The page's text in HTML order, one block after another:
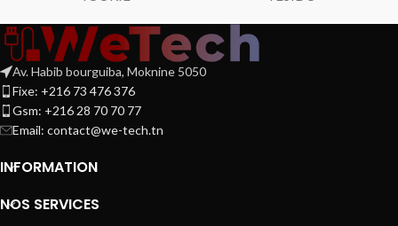
Av. Habib bourguiba, Moknine 5050
Fixe: +216 73 476 376
Gsm: +216 28 70 70 77
Email: contact@we-tech.tn
INFORMATION
NOS SERVICES